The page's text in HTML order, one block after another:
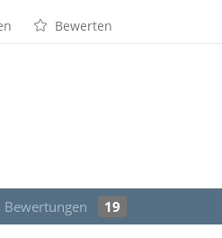
Bewerten
Bewertungen 19